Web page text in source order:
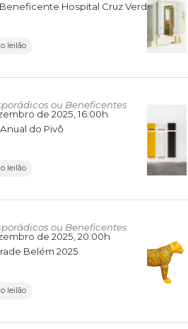
Beneficente Hospital Cruz Verde
leilão
ou Beneficentes
de 2025 , 16:00h
do Pivô
leilão
ou Beneficentes
de 2025 , 20:00h
Belém 2025
leilão